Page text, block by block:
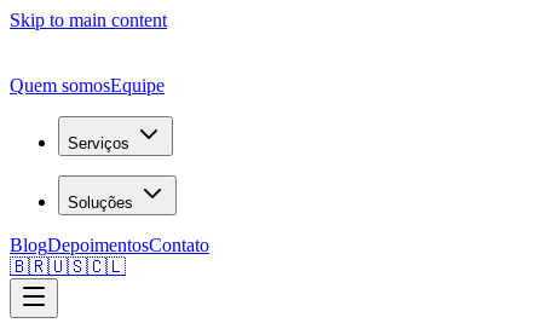
Skip to main content
Quem somosEquipe
Serviços
Soluções
BlogDepoimentosContato
🇧🇷🇺🇸🇨🇱